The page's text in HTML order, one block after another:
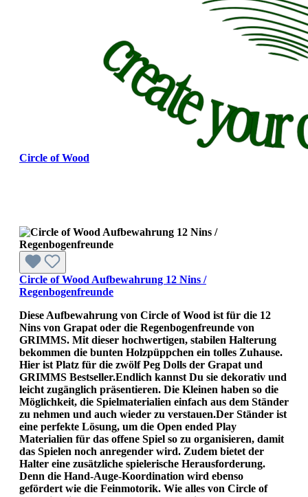
Circle of Wood
Circle of Wood Aufbewahrung 12 Nins /
Regenbogenfreunde
Diese Aufbewahrung von Circle of Wood ist für die 12
Nins von Grapat oder die Regenbogenfreunde von
GRIMMS. Mit dieser hochwertigen, stabilen Halterung
bekommen die bunten Holzpüppchen ein tolles Zuhause.
Hier ist Platz für die zwölf Peg Dolls der Grapat und
GRIMMS Bestseller.Endlich kannst Du sie dekorativ und
leicht zugänglich präsentieren. Die Kleinen haben so die
Möglichkeit, die Spielmaterialien einfach aus dem Ständer
zu nehmen und auch wieder zu verstauen.Der Ständer ist
eine perfekte Lösung, um die Open ended Play
Materialien für das offene Spiel so zu organisieren, damit
das Spielen noch anregender wird. Zudem bietet der
Halter eine zusätzliche spielerische Herausforderung.
Denn die Hand-Auge-Koordination wird ebenso
gefördert wie die Feinmotorik. Wie alles von Circle of